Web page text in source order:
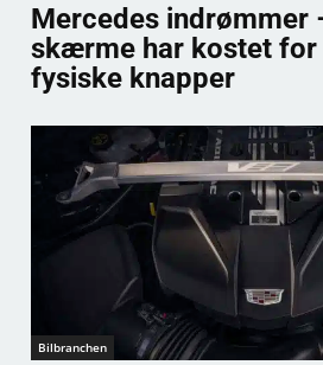
Mercedes indrømmer
skærme har kostet for
fysiske knapper
Bilbranchen